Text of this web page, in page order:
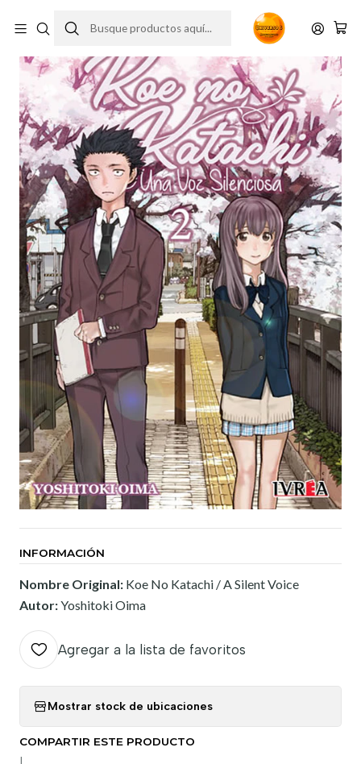
INFORMACIÓN
Nombre Original: Koe No Katachi / A Silent Voice
Autor:Yoshitoki Oima
Agregar a la lista de favoritos
Mostrar stock de ubicaciones
COMPARTIR ESTE PRODUCTO